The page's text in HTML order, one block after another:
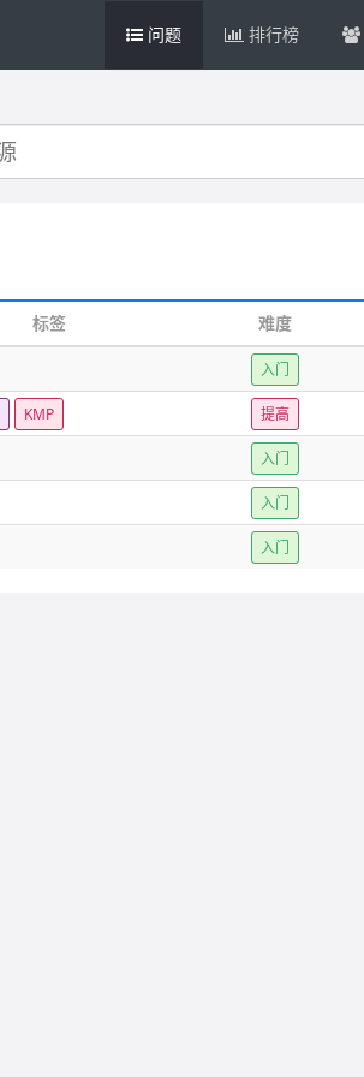
问题 排行榜
标签 难度
入门
KMP 提高
入门
入门
入门